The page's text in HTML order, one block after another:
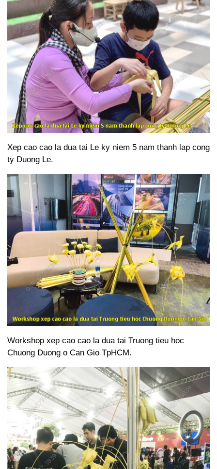
Xep cao cao la dua tai Le ky niem 5 nam thanh lap cong
ty Duong Le.
Workshop xep cao cao la dua tai Truong tieu hoc
Chuong Duong o Can Gio TpHCM.